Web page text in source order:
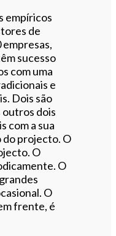
empíricos
de
sucesso
com uma
e
Dois são
outros dois
com a sua
do projecto. O
O
O
O
frente, é